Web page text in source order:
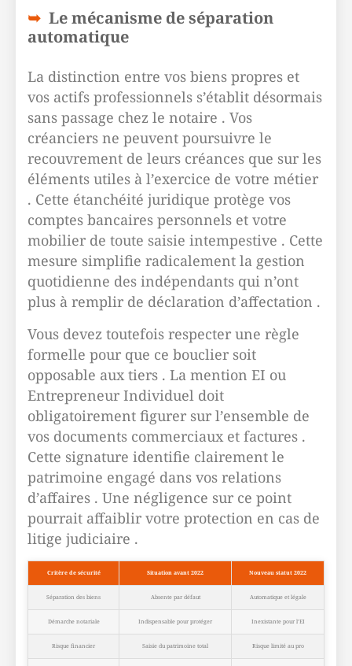
Le mécanisme de séparation
automatique
La distinction entre vos biens propres et
vos actifs professionnels s’établit désormais
sans passage chez le notaire . Vos
créanciers ne peuvent poursuivre le
recouvrement de leurs créances que sur les
éléments utiles à l’exercice de votre métier
. Cette étanchéité juridique protège vos
comptes bancaires personnels et votre
mobilier de toute saisie intempestive . Cette
mesure simplifie radicalement la gestion
quotidienne des indépendants qui n’ont
plus à remplir de déclaration d’affectation .
Vous devez toutefois respecter une règle
formelle pour que ce bouclier soit
opposable aux tiers . La mention EI ou
Entrepreneur Individuel doit
obligatoirement figurer sur l’ensemble de
vos documents commerciaux et factures .
Cette signature identifie clairement le
patrimoine engagé dans vos relations
d’affaires . Une négligence sur ce point
pourrait affaiblir votre protection en cas de
litige judiciaire .
Critère de sécurité Situation avant 2022 Nouveau statut 2022
Séparation des biens Absente par défaut Automatique et légale
Démarche notariale Indispensable pour protéger Inexistante pour l’EI
Risque financier Saisie du patrimoine total Risque limité au pro